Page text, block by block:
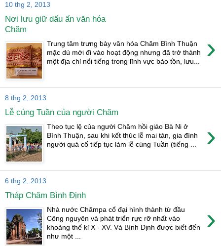
10 thg 2, 2013
Nơi lưu giữ dấu ấn văn hóa
Chăm
›
Trung tâm trưng bày văn hóa Chăm Bình Thuận
mặc dù mới đi vào hoạt động nhưng đã trở thành
một địa chỉ nổi tiếng trong lĩnh vực bảo tồn, lưu...
8 thg 2, 2013
Lễ cúng Tuần của người Chăm
›
Theo tục lệ của người Chăm hồi giáo Bà Ni ở
Bình Thuận, sau khi kết thúc lễ mai tán, gia đình
người quá cố tiếp tục làm lễ cúng Tuần (tiếng ...
6 thg 2, 2013
Tháp Chăm Bình Định
›
Nhà nước Chămpa cổ đại hình thành từ đầu
Công nguyên và phát triển rực rỡ nhất vào
khoảng thế kỉ X - XV. Và Bình Định được biết đến
như một ...